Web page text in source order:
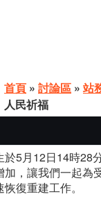
首頁 » 討論區 » 站
人民祈福
於5月12日14時28
加，讓我們一起為
復重建工作。